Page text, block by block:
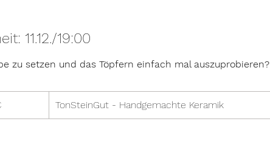
11.12./19:00
zu setzen und das Töpfern einfach mal auszuprobieren?
TonSteinGut - Handgemachte Keramik